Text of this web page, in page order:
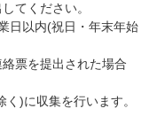
ださい。
(祝日・年末年始
提出された場合
集を行います。